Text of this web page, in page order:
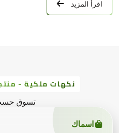
اقرأ المزيد
نكهات ملكية -
تسوق
اسماك